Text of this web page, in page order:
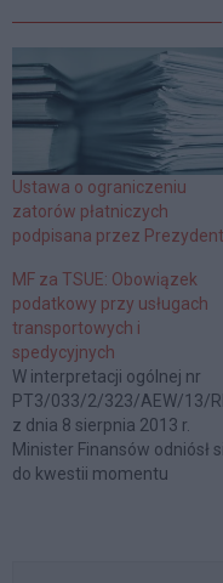
Ustawa o ograniczeniu
zatorów płatniczych
podpisana przez
MF za TSUE: Obowiązek
podatkowy przy usługach
transportowych i
spedycyjnych
W interpretacji ogólnej nr
PT3/033/2/323/AEW/13/
z dnia 8 sierpnia 2013 r.
Minister Finansów odniósł
do kwestii momentu